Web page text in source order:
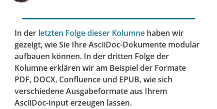
In der letzten Folge dieser Kolumne haben wir
gezeigt, wie Sie Ihre AsciiDoc-Dokumente modular
aufbauen können. In der dritten Folge der
Kolumne erklären wir am Beispiel der Formate
PDF, DOCX, Confluence und EPUB, wie sich
verschiedene Ausgabeformate aus Ihrem
AsciiDoc-Input erzeugen lassen.